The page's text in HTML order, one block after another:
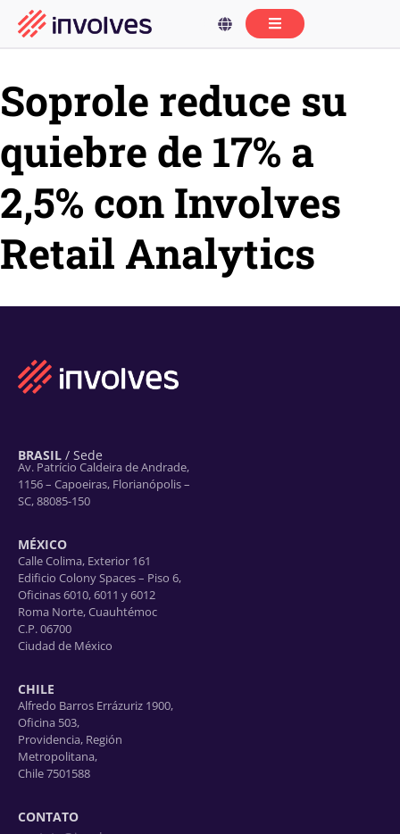
Soprole reduce su
quiebre de 17% a
2,5% con Involves
Retail Analytics
BRASIL / Sede
Av. Patrício Caldeira de Andrade,
1156 – Capoeiras, Florianópolis –
SC, 88085-150
MÉXICO
Calle Colima, Exterior 161
Edificio Colony Spaces – Piso 6,
Oficinas 6010, 6011 y 6012
Roma Norte, Cuauhtémoc
C.P. 06700
Ciudad de México
CHILE
Alfredo Barros Errázuriz 1900,
Oficina 503,
Providencia, Región
Metropolitana,
Chile 7501588
CONTATO